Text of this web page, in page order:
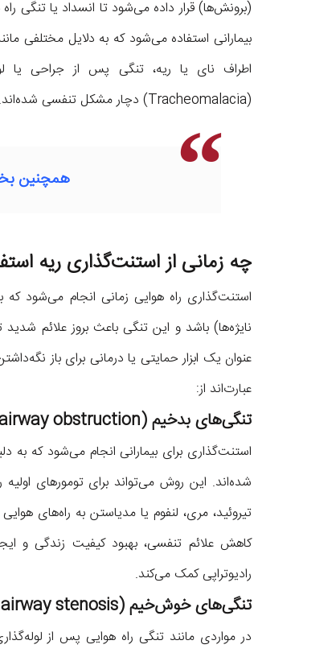
(برونش‌ها) قرار داده می‌شود تا انسداد یا تنگی
بیمارانی استفاده می‌شود که به دلایل مختلفی
اطراف نای یا ریه، تنگی پس از جراحی یا
(Tracheomalacia) دچار مشکل تنفسی شده‌اند.
همچنین
چه زمانی از استنت‌گذاری ریه
استنت‌گذاری راه هوایی زمانی انجام می‌شود که
نایژه‌ها) باشد و این تنگی باعث بروز علائم
عنوان یک ابزار حمایتی یا درمانی برای باز
عبارت‌اند از:
تنگی‌های بدخیم (Malignant airway obstruction)
استنت‌گذاری برای بیمارانی انجام می‌شود که به
شده‌اند. این روش می‌تواند برای تومورهای اولیه
تیروئید، مری، لنفوم یا مدیاستن به راه‌های
کاهش علائم تنفسی، بهبود کیفیت زندگی و
رادیوتراپی کمک می‌کند.
تنگی‌های خوش‌خیم (Benign airway stenosis)